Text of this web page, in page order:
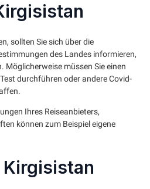
sollten Sie sich über die
des Landes informieren,
Möglicherweise müssen Sie einen
durchführen oder andere Covid-
Ihres Reiseanbieters,
können zum Beispiel eigene
Kirgisistan